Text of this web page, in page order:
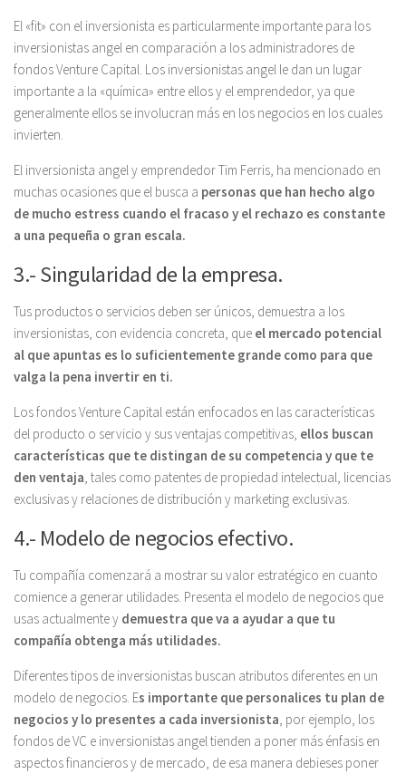
El «fit» con el inversionista es particularmente importante para los
inversionistas angel en comparación a los administradores de
fondos Venture Capital. Los inversionistas angel le dan un lugar
importante a la «química» entre ellos y el emprendedor, ya que
generalmente ellos se involucran más en los negocios en los cuales
invierten.
El inversionista angel y emprendedor Tim Ferris, ha mencionado en
muchas ocasiones que el busca a personas que han hecho algo
de mucho estress cuando el fracaso y el rechazo es constante
a una pequeña o gran escala.
3.- Singularidad de la empresa.
Tus productos o servicios deben ser únicos, demuestra a los
inversionistas, con evidencia concreta, que el mercado potencial
al que apuntas es lo suficientemente grande como para que
valga la pena invertir en ti.
Los fondos Venture Capital están enfocados en las características
del producto o servicio y sus ventajas competitivas, ellos buscan
características que te distingan de su competencia y que te
den ventaja, tales como patentes de propiedad intelectual, licencias
exclusivas y relaciones de distribución y marketing exclusivas.
4.- Modelo de negocios efectivo.
Tu compañía comenzará a mostrar su valor estratégico en cuanto
comience a generar utilidades. Presenta el modelo de negocios que
usas actualmente y demuestra que va a ayudar a que tu
compañía obtenga más utilidades.
Diferentes tipos de inversionistas buscan atributos diferentes en un
modelo de negocios. Es importante que personalices tu plan de
negocios y lo presentes a cada inversionista, por ejemplo, los
fondos de VC e inversionistas angel tienden a poner más énfasis en
aspectos financieros y de mercado, de esa manera debieses poner